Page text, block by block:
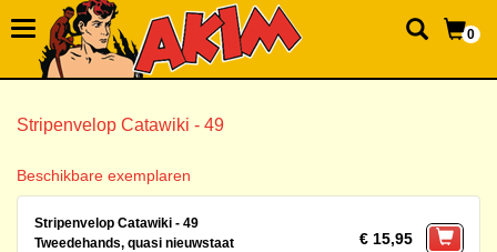
0
Stripenvelop Catawiki - 49
Beschikbare exemplaren
Stripenvelop Catawiki - 49
Tweedehands, quasi nieuwstaat
€ 15,95